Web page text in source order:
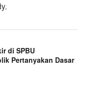
di SPBU
Pertanyakan Dasar